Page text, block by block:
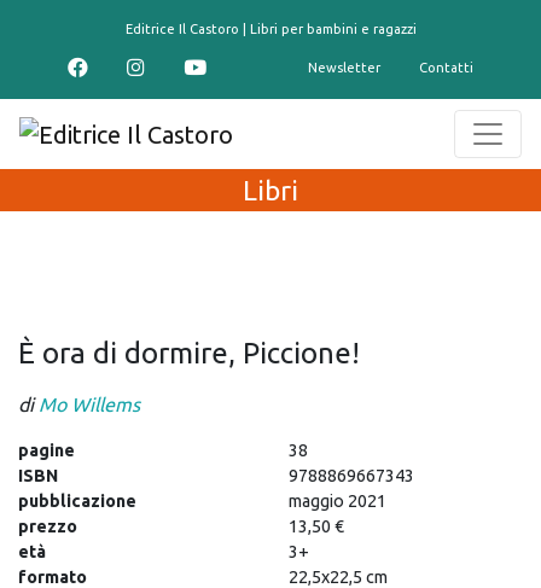
Editrice Il Castoro | Libri per bambini e ragazzi
Newsletter Contatti
Libri
È ora di dormire, Piccione!
diMo Willems
pagine
38
ISBN
9788869667343
pubblicazione
maggio 2021
prezzo
13,50 €
età
3+
formato
22,5x22,5 cm